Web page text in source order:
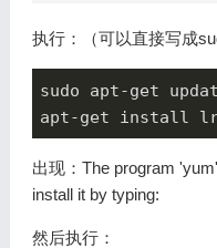
执行：（可以直接写成
sudo apt-get
apt-get install
出现：The program
install it by typing:
然后执行：